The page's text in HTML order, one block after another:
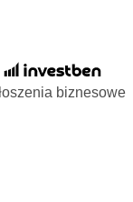
biznesowe